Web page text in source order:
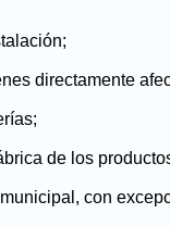
directamente
de los
con